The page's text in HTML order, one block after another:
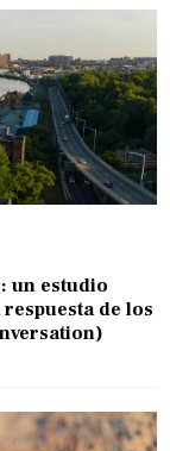
un estudio
de los